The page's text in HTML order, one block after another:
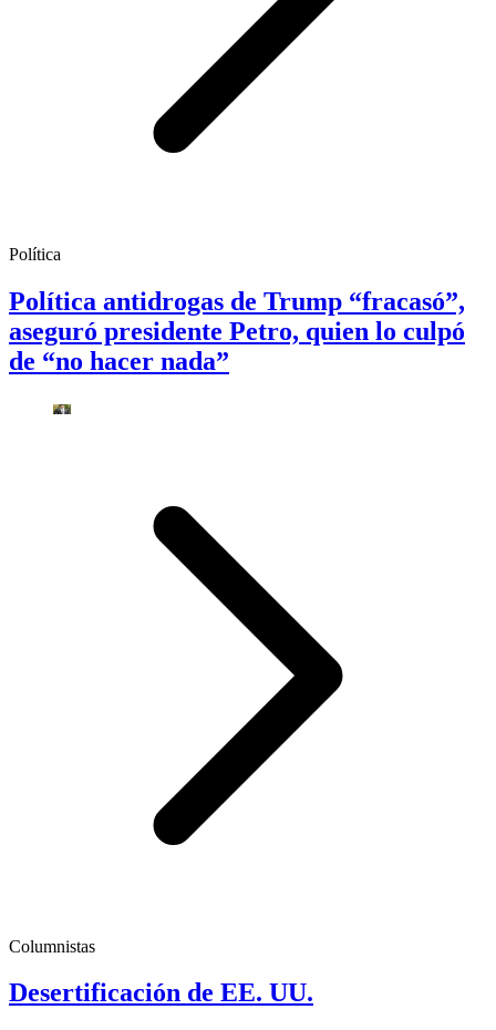
Política
Política antidrogas de Trump “fracasó”,
aseguró presidente Petro, quien lo culpó
de “no hacer nada”
Columnistas
Desertificación de EE. UU.